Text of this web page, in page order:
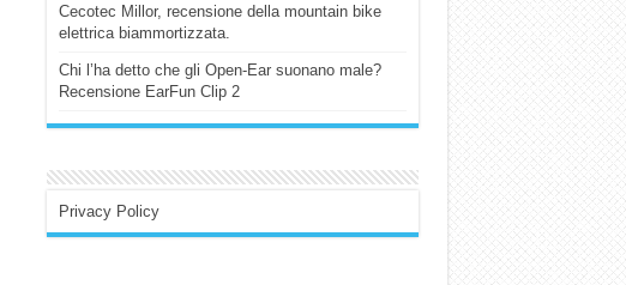
Cecotec Millor, recensione della mountain bike
elettrica biammortizzata.
Chi l’ha detto che gli Open-Ear suonano male?
Recensione EarFun Clip 2
Privacy Policy